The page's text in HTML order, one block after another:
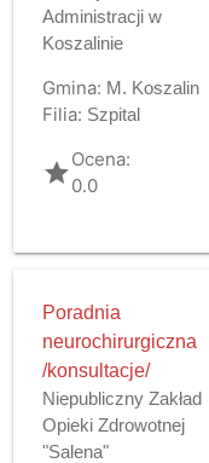
Administracji w
Koszalinie
Gmina: M. Koszalin
Filia: Szpital
gradeOcena:
0.0
Poradnia
neurochirurgiczna
/konsultacje/
Niepubliczny Zakład
Opieki Zdrowotnej
"Salena"